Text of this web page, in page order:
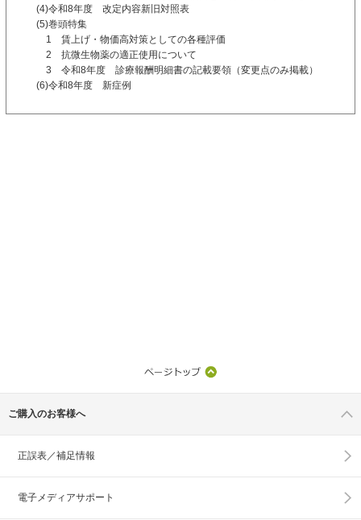
(4)令和8年度 改定内容新旧対照表
(5)巻頭特集
1 賃上げ・物価高対策としての各種評価
2 抗微生物薬の適正使用について
3 令和8年度 診療報酬明細書の記載要領（変更点のみ掲載）
(6)令和8年度 新症例
ご購入のお客様へ
正誤表／補足情報
電子メディアサポート